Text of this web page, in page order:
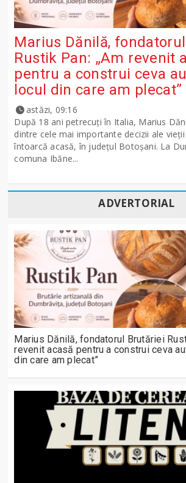
Marius Dănilă,
Rustik Pan: „Am revenit
pentru a construi ceva
locul din care am plecat”
astăzi, 09:16
După 18 ani petrecuți în Italia, Marius
dintre cele mai importante decizii ale vieții
întoarcă acasă, în județul Botoșani. La
comuna Ibăne...
ADVERTORIAL
Marius Dănilă, fondatorul Brutăriei
revenit acasă pentru a construi ceva
din care am plecat”